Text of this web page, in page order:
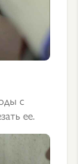
с
ее.